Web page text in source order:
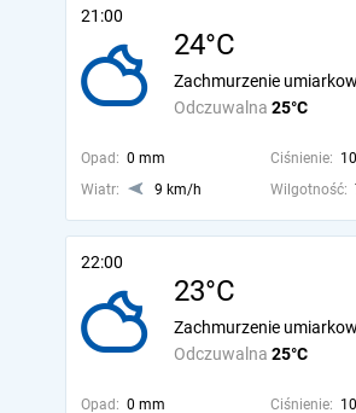
21:00
24°C
Odczuwalna 25°C
Zachmurzenie
Opad: 0 mm Ciśnienie:
Wiatr:
9 km/h Wilgotność:
22:00
23°C
Odczuwalna 25°C
Zachmurzenie
Opad: 0 mm Ciśnienie: